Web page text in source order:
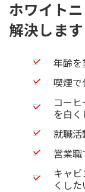
ホワイト
解決します
年齢を
喫煙で
コー
を白く
就職活
営業
キャビ
くした